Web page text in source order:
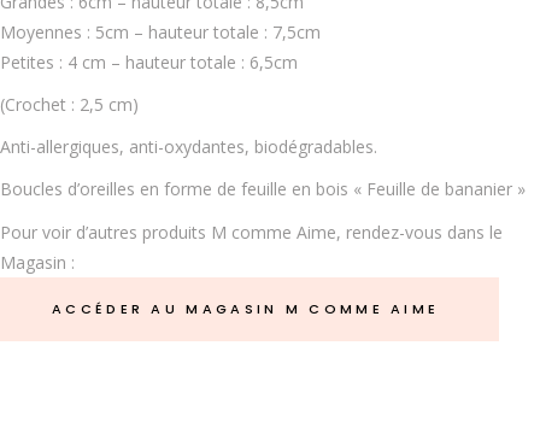
Moyennes : 5cm – hauteur totale : 7,5cm
Petites : 4 cm – hauteur totale : 6,5cm
(Crochet : 2,5 cm)
Anti-allergiques, anti-oxydantes, biodégradables.
Boucles d’oreilles en forme de feuille en bois « Feuille de bananier »
Pour voir d’autres produits M comme Aime, rendez-vous dans le
Magasin :
ACCÉDER AU MAGASIN M COMME AIME